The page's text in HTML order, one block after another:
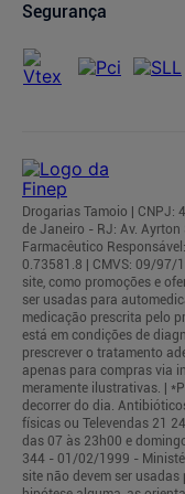
Segurança
Drogarias Tamoio |
de Janeiro - RJ: Av. Ayrton
Farmacêutico
0.73581.8 | CMVS: 09/97/
site, como promoções e
ser usadas para
medicação prescrita pelo
está em condições de
prescrever o tratamento
apenas para compras via
meramente ilustrativas. |
decorrer do dia.
físicas ou Televendas 21
das 07 às 23h00 e
344 - 01/02/1999 -
site não devem ser